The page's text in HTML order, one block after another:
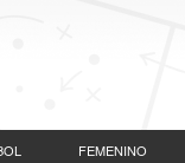
FEMENINO